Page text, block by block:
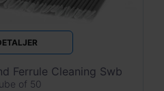
Ferrule Cleaning Swb
of 50